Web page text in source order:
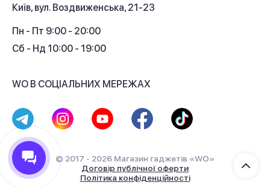
Кешбек
Київ, вул. Воздвиженська, 21-23
Пн - Пт 9:00 - 20:00
Сб - Нд 10:00 - 19:00
WO В СОЦІАЛЬНИХ МЕРЕЖАХ
© 2017 - 2026 Магазин гаджетів «WO»
Договір публічної оферти
Політика конфіденційності